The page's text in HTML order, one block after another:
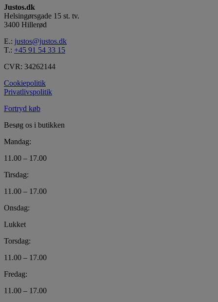
Justos.dk
Helsingørsgade 15 st. tv.
3400 Hillerød
E.: justos@justos.dk
T.: +45 91 54 33 15
CVR: 34262144
Cookiepolitik
Privatlivspolitik
Fortryd køb
Besøg os i butikken
Mandag:
11.00 – 17.00
Tirsdag:
11.00 – 17.00
Onsdag:
Lukket
Torsdag:
11.00 – 17.00
Fredag:
11.00 – 17.00